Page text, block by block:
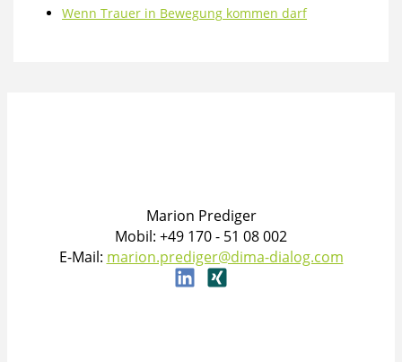
Wenn Trauer in Bewegung kommen darf
Marion Prediger
Mobil: +49 170 - 51 08 002
E-Mail: marion.prediger@dima-dialog.com